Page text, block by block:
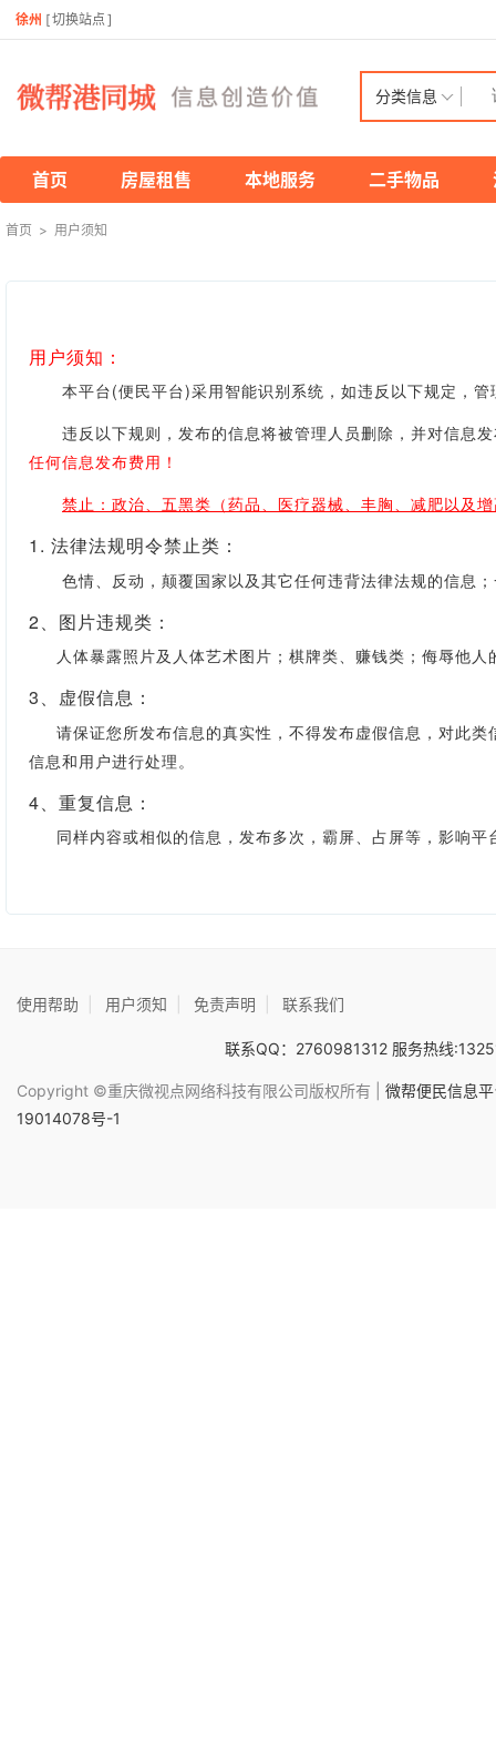
徐州 [切换站点 ]
分类信息
首页 房屋租售 本地服务 二手物品
首页 > 用户须知
用户须知：
本平台(便民平台)采用智能识别系统，如违反以下规定，管
违反以下规则，发布的信息将被管理人员删除，并对信息
任何信息发布费用！
禁止：政治、五黑类（药品、医疗器械、丰胸、减肥以及
1. 法律法规明令禁止类：
色情、反动，颠覆国家以及其它任何违背法律法规的信息
2、图片违规类：
人体暴露照片及人体艺术图片；棋牌类、赚钱类；侮辱他人
3、虚假信息：
请保证您所发布信息的真实性，不得发布虚假信息，对此类
信息和用户进行处理。
4、重复信息：
同样内容或相似的信息，发布多次，霸屏、占屏等，影响平
使用帮助 用户须知 免责声明 联系我们
联系QQ：2760981312 服务热线
Copyright ©重庆微视点网络科技有限公司版权所有 |
微帮便民信息
19014078号-1